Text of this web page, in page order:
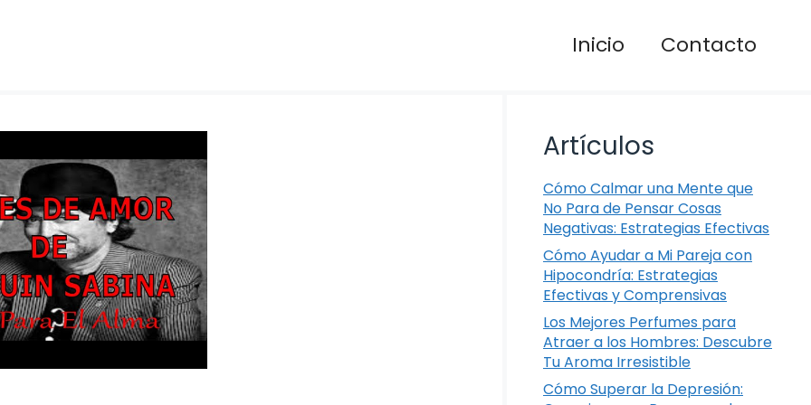
Inicio Contacto
Artículos
Cómo Calmar una Mente que
No Para de Pensar Cosas
Negativas: Estrategias Efectivas
Cómo Ayudar a Mi Pareja con
Hipocondría: Estrategias
Efectivas y Comprensivas
Los Mejores Perfumes para
Atraer a los Hombres: Descubre
Tu Aroma Irresistible
Cómo Superar la Depresión: